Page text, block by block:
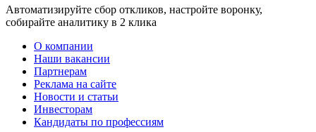
Автоматизируйте сбор откликов, настройте воронку,
собирайте аналитику в 2 клика
О компании
Наши вакансии
Партнерам
Реклама на сайте
Новости и статьи
Инвесторам
Кандидаты по профессиям